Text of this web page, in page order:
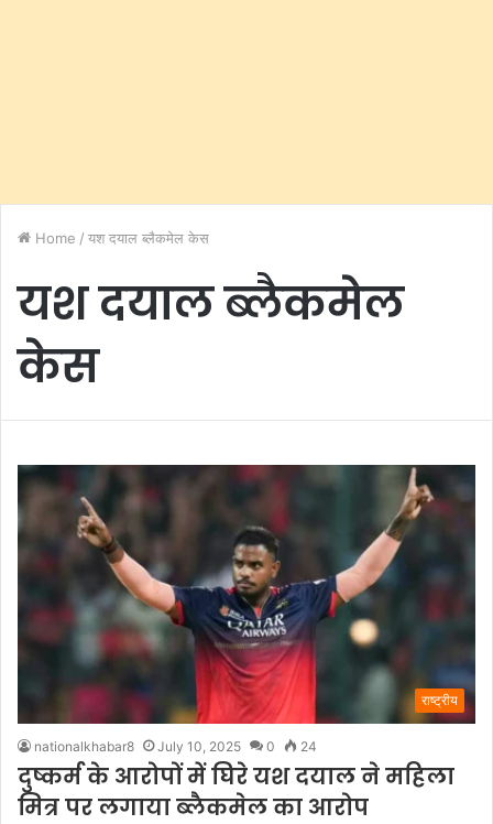
Home / यश दयाल ब्लैकमेल केस
यश दयाल ब्लैकमेल
केस
राष्ट्रीय
nationalkhabar8 July 10, 2025 0 24
दुष्कर्म के आरोपों में घिरे यश दयाल ने महिला
मित्र पर लगाया ब्लैकमेल का आरोप